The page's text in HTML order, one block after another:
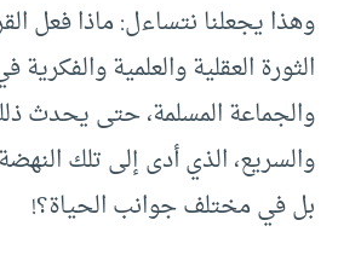
وهذا يجعلنا نتساءل: ماذا فعل
الثورة العقلية والعلمية والفكرية
والجماعة المسلمة، حتى يحدث
والسريع، الذي أدى إلى تلك النهضة
بل في مختلف جوانب الحياة؟!